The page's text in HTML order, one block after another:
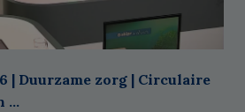
| Duurzame zorg | Circulaire
...